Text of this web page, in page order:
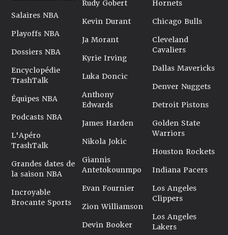
Salaires NBA
Playoffs NBA
Dossiers NBA
Encyclopédie
TrashTalk
Équipes NBA
Podcasts NBA
L'Apéro
TrashTalk
Grandes dates de
la saison NBA
Incroyable
Brocante Sports
Rudy Gobert
Kevin Durant
Ja Morant
Kyrie Irving
Luka Doncic
Anthony
Edwards
James Harden
Nikola Jokic
Giannis
Antetokounmpo
Evan Fournier
Zion Williamson
Devin Booker
Hornets
Chicago Bulls
Cleveland
Cavaliers
Dallas Mavericks
Denver Nuggets
Detroit Pistons
Golden State
Warriors
Houston Rockets
Indiana Pacers
Los Angeles
Clippers
Los Angeles
Lakers